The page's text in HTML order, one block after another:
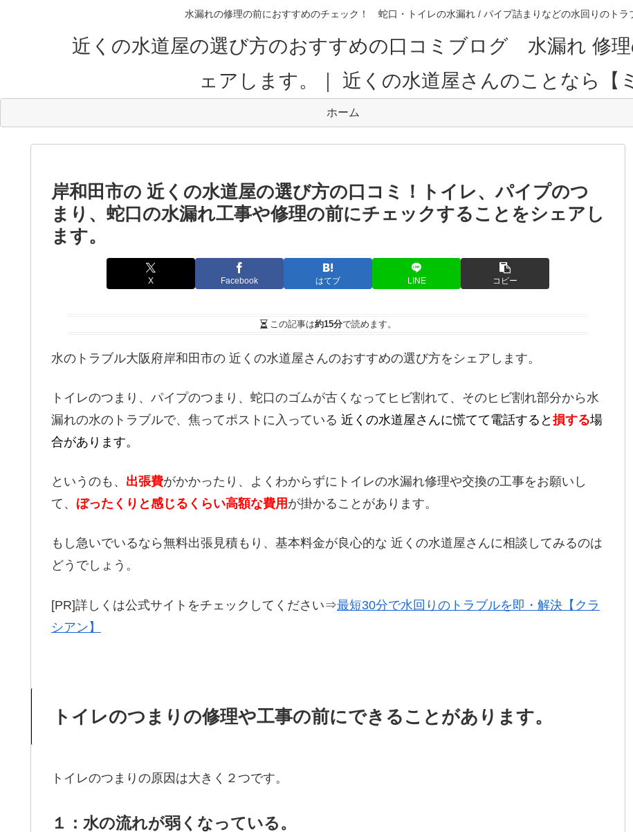
水漏れの修理の前におすすめのチェック！ 蛇口・トイレの水漏れ / パイプ詰まりなどの水回りのト
近くの水道屋の選び方のおすすめの口コミブログ 水漏れ 修
ェアします。｜ 近くの水道屋さんのことなら【
ホーム
岸和田市の 近くの水道屋の選び方の口コミ！トイレ、パイプのつ
まり、蛇口の水漏れ工事や修理の前にチェックすることをシェアし
ます。
X Facebook はてブ LINE コピー
この記事は約15分で読めます。
水のトラブル大阪府岸和田市の 近くの水道屋さんのおすすめの選び方をシェアします。
トイレのつまり、パイプのつまり、蛇口のゴムが古くなってヒビ割れて、そのヒビ割れ部分から水
漏れの水のトラブルで、焦ってポストに入っている 近くの水道屋さんに慌てて電話すると 損する場
合があります。
というのも、 出張費がかかったり、よくわからずにトイレの水漏れ修理や交換の工事をお願いし
て、 ぼったくりと感じるくらい高額な費用 が掛かることがあります。
もし急いでいるなら無料出張見積もり、基本料金が良心的な 近くの水道屋さんに相談してみるのは
どうでしょう。
[PR]詳しくは公式サイトをチェックしてください⇒最短30分で水回りのトラブルを即・解決【クラ
シアン】
トイレのつまりの修理や工事の前にできることがあります。
トイレのつまりの原因は大きく２つです。
１：水の流れが弱くなっている。